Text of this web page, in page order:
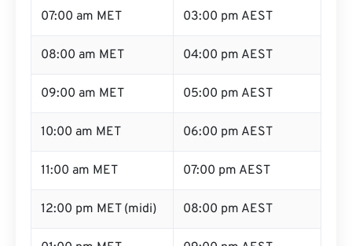
07:00 am MET 03:00 pm AEST
08:00 am MET 04:00 pm AEST
09:00 am MET 05:00 pm AEST
10:00 am MET 06:00 pm AEST
11:00 am MET 07:00 pm AEST
12:00 pm MET (midi) 08:00 pm AEST